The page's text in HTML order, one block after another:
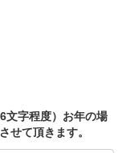
文字程度）お年の場
せて頂きます。